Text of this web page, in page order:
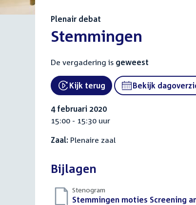
Plenair debat
:Stemmingen
De vergadering is geweest
External link:
Kijk terug Bekijk
4 februari 2020
15:00 - 15:30 uur
Zaal: Plenaire zaal
Bijlagen
Stenogram
Download
Stemmingen moties Screening